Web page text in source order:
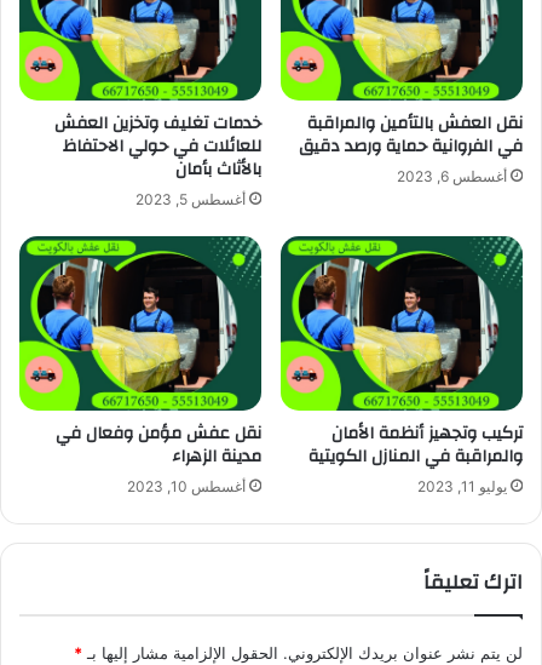
نقل العفش بالتأمين والمراقبة
في الفروانية حماية ورصد دقيق
أغسطس 6, 2023
خدمات تغليف وتخزين العفش
للعائلات في حولي الاحتفاظ
بالأثاث بأمان
أغسطس 5, 2023
تركيب وتجهيز أنظمة الأمان
والمراقبة في المنازل الكويتية
يوليو 11, 2023
نقل عفش مؤمن وفعال في
مدينة الزهراء
أغسطس 10, 2023
اترك تعليقاً
لن يتم نشر عنوان بريدك الإلكتروني. الحقول الإلزامية مشار إليها بـ*